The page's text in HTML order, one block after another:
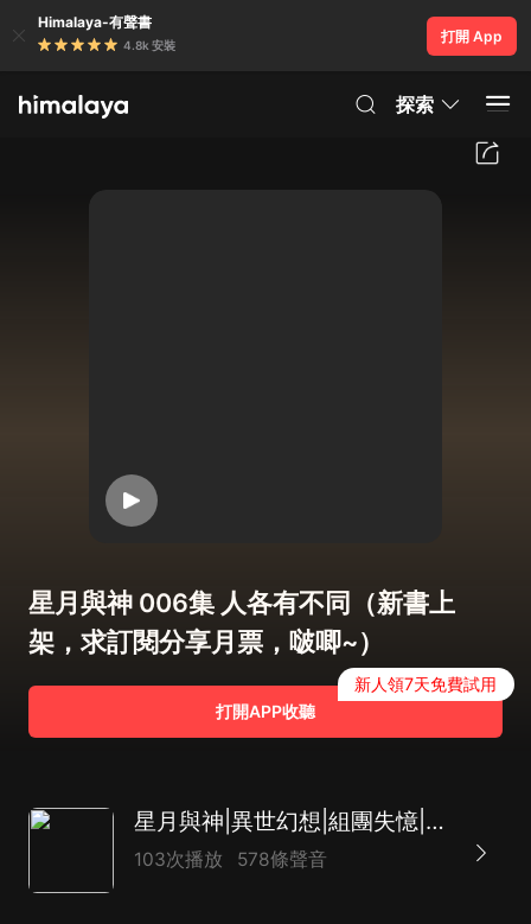
Himalaya-有聲書
4.8k 安裝
打開 App
探索
星月與神 006集 人各有不同（新書上
架，求訂閱分享月票，啵唧~）
打開APP收聽
新人領7天免費試用
星月與神|異世幻想|組團失憶|反轉不斷|精品多播
103次播放 578條聲音